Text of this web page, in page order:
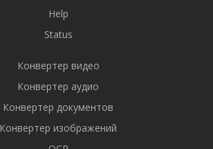
Help
Status
Конвертер видео
Конвертер аудио
Конвертер документов
Конвертер изображений